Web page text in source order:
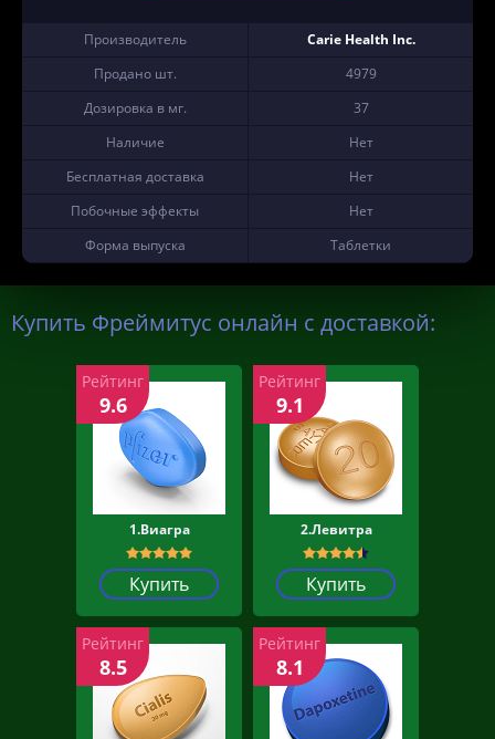
Производитель
Carie Health Inc.
Продано шт.
4979
Дозировка в мг.
37
Наличие
Нет
Бесплатная доставка
Нет
Побочные эффекты
Нет
Форма выпуска
Таблетки
Купить Фреймитус онлайн с доставкой:
1.Виагра
Купить
Рейтинг
9.6
2.Левитра
Купить
Рейтинг
9.1
Рейтинг
8.5
Рейтинг
8.1